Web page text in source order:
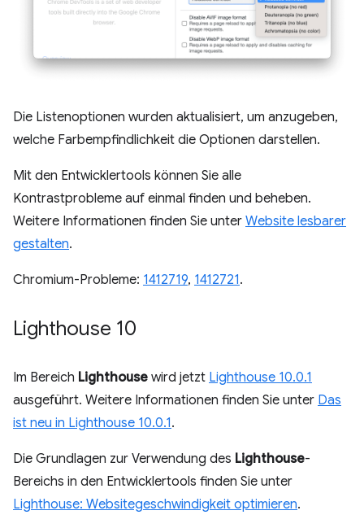
Die Listenoptionen wurden aktualisiert, um anzugeben,
welche Farbempfindlichkeit die Optionen darstellen.
Mit den Entwicklertools können Sie alle
Kontrastprobleme auf einmal finden und beheben.
Weitere Informationen finden Sie unter Website lesbarer
gestalten.
Chromium-Probleme: 1412719, 1412721.
Lighthouse 10
Im Bereich Lighthouse wird jetzt Lighthouse 10.0.1
ausgeführt. Weitere Informationen finden Sie unter Das
ist neu in Lighthouse 10.0.1.
Die Grundlagen zur Verwendung des Lighthouse-
Bereichs in den Entwicklertools finden Sie unter
Lighthouse: Websitegeschwindigkeit optimieren.